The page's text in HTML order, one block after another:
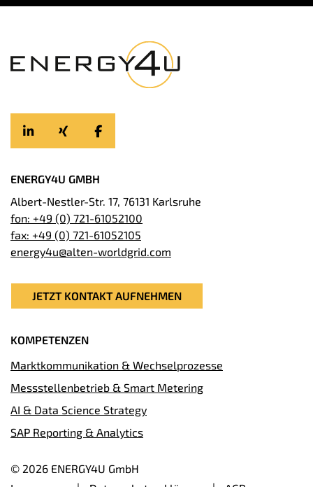
ENERGY4U GMBH
Albert-Nestler-Str. 17, 76131 Karlsruhe
fon: +49 (0) 721-61052100
fax: +49 (0) 721-61052105
energy4u@alten-worldgrid.com
JETZT KONTAKT AUFNEHMEN
KOMPETENZEN
Marktkommunikation & Wechselprozesse
Messstellenbetrieb & Smart Metering
AI & Data Science Strategy
SAP Reporting & Analytics
© 2026 ENERGY4U GmbH